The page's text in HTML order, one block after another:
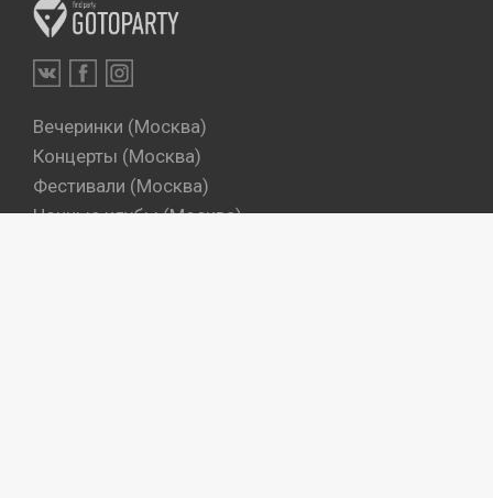
Вечеринки (Москва)
Концерты (Москва)
Фестивали (Москва)
Ночные клубы (Москва)